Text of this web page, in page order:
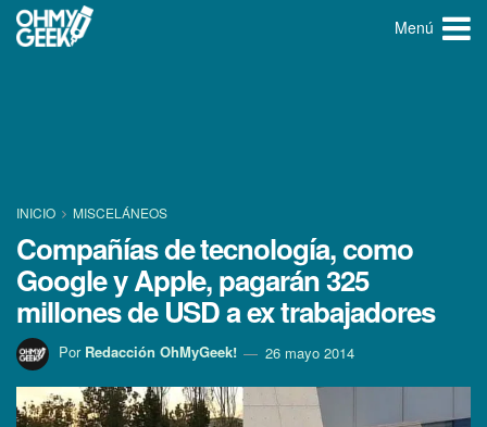
Menú
INICIO MISCELÁNEOS
Compañí­as de tecnologí­a, como
Google y Apple, pagarán 325
millones de USD a ex trabajadores
Por Redacción OhMyGeek! 26 mayo 2014